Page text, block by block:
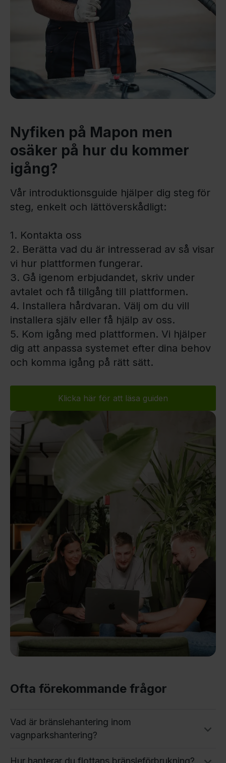
Nyfiken på Mapon men
osäker på hur du kommer
igång?
Vår introduktionsguide hjälper dig steg för
steg, enkelt och lättöverskådligt:
1. Kontakta oss
2. Berätta vad du är intresserad av så visar
vi hur plattformen fungerar.
3. Gå igenom erbjudandet, skriv under
avtalet och få tillgång till plattformen.
4. Installera hårdvaran. Välj om du vill
installera själv eller få hjälp av oss.
5. Kom igång med plattformen. Vi hjälper
dig att anpassa systemet efter dina behov
och komma igång på rätt sätt.
Klicka här för att läsa guiden
Ofta förekommande frågor
Vad är bränslehantering inom
vagnparkshantering?
Hur hanterar du flottans bränsleförbrukning?